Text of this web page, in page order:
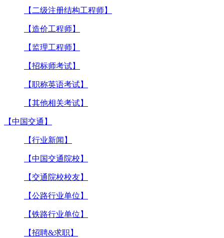
【二级注册结构工程师】
【造价工程师】
【监理工程师】
【招标师考试】
【职称英语考试】
【其他相关考试】
【中国交通】
【行业新闻】
【中国交通院校】
【交通院校校友】
【公路行业单位】
【铁路行业单位】
【招聘&求职】